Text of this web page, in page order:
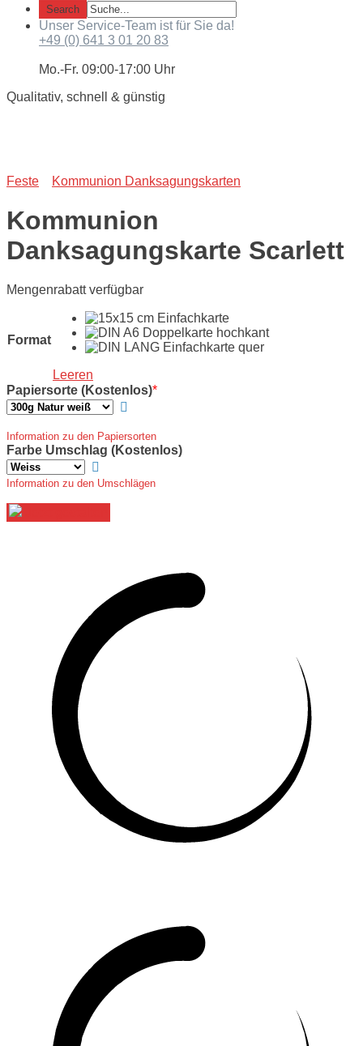
Unser Service-Team ist für Sie da!
+49 (0) 641 3 01 20 83
Mo.-Fr. 09:00-17:00 Uhr
Qualitativ, schnell & günstig
Feste Kommunion Danksagungskarten
Kommunion
Danksagungskarte Scarlett
Mengenrabatt verfügbar
Format
Leeren
*
Papiersorte (Kostenlos)
Information zu den Papiersorten
Farbe Umschlag (Kostenlos)
Information zu den Umschlägen